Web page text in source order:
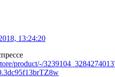
13:24:20
product/-/